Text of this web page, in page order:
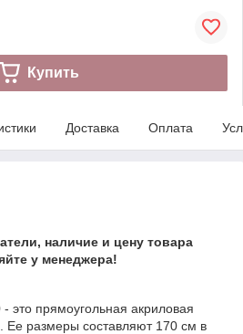
Купить
Доставка Оплата
наличие и цену товара
у менеджера!
это прямоугольная акриловая
Ее размеры составляют 170 см в